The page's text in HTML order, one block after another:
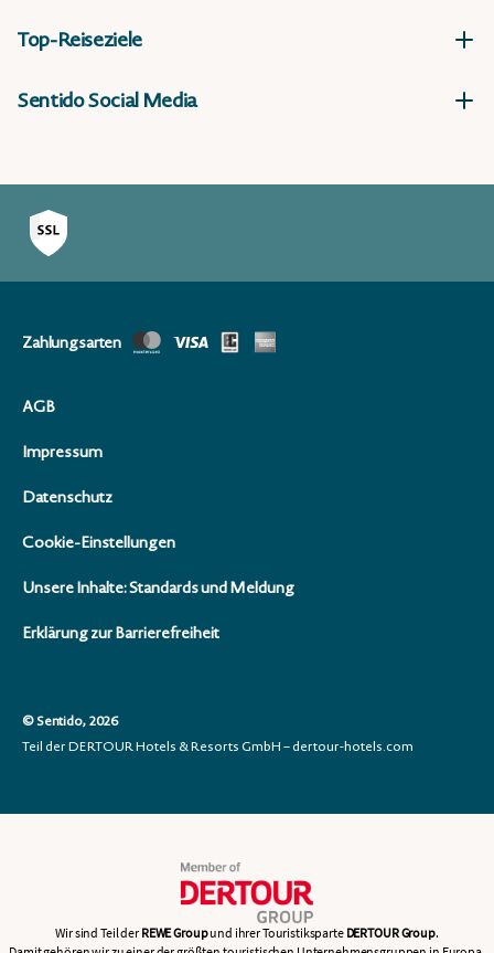
Top-Reiseziele
Sentido Social Media
Zahlungsarten
AGB
Impressum
Datenschutz
Cookie-Einstellungen
Unsere Inhalte: Standards und Meldung
Erklärung zur Barrierefreiheit
© Sentido, 2026
Teil der DERTOUR Hotels & Resorts GmbH – dertour-hotels.com
Wir sind Teil derREWE Groupund ihrer Touristiksparte DERTOUR Group.